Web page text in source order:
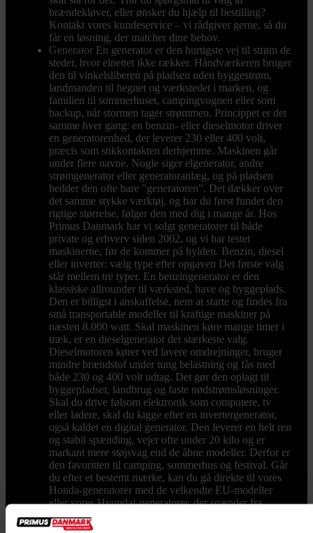
brændekløver, eller ønsker du hjælp til bestilling?
Kontakt vores kundeservice – vi rådgiver gerne, så du
får en løsning, der matcher dine behov.
Generator En generator er den hurtigste vej til strøm de
steder, hvor elnettet ikke rækker. Håndværkeren bruger
den til vinkelsliberen på pladsen uden byggestrøm,
landmanden til hegnet og værkstedet i marken, og
familien til sommerhuset, campingvognen eller som
backup, når stormen tager strømmen. Princippet er det
samme hver gang: en benzin- eller dieselmotor driver
en generatorenhed, der leverer 230 eller 400 volt,
præcis som stikkontakten derhjemme. Maskinen går
under flere navne. Nogle siger elgenerator, andre
strømgenerator eller generatoranlæg, og på pladsen
hedder den ofte bare "generatoren". Det dækker over
det samme stykke værktøj, og har du først fundet den
rigtige størrelse, følger den med dig i mange år. Hos
Primus Danmark har vi solgt generatorer til både
private og erhverv siden 2002, og vi har testet
maskinerne, før de kommer på hylden. Benzin, diesel
eller inverter: vælg type efter opgaven Det første valg
står mellem tre typer. En benzingenerator er den
klassiske allrounder til værksted, have og byggeplads.
Den er billigst i anskaffelse, nem at starte og findes fra
små transportable modeller til kraftige maskiner på
næsten 8.000 watt. Skal maskinen køre mange timer i
træk, er en dieselgenerator det stærkeste valg.
Dieselmotoren kører ved lavere omdrejninger, bruger
mindre brændstof under tung belastning og fås med
både 230 og 400 volt udtag. Det gør den oplagt til
byggepladser, landbrug og faste nødstrømsløsninger.
Skal du drive følsom elektronik som computere, tv
eller ladere, skal du kigge efter en invertergenerator,
også kaldet en digital generator. Den leverer en helt ren
og stabil spænding, vejer ofte under 20 kilo og er
markant mere støjsvag end de åbne modeller. Derfor er
den favoritten til camping, sommerhus og festival. Går
du efter et bestemt mærke, kan du gå direkte til vores
Honda-generatorer med de velkendte EU-modeller
eller vores Hyundai-generatorer, der spænder fra
kompakte invertere til store dieselanlæg. Sådan vælger
du den rigtige størrelse Størrelsen måles i watt, og